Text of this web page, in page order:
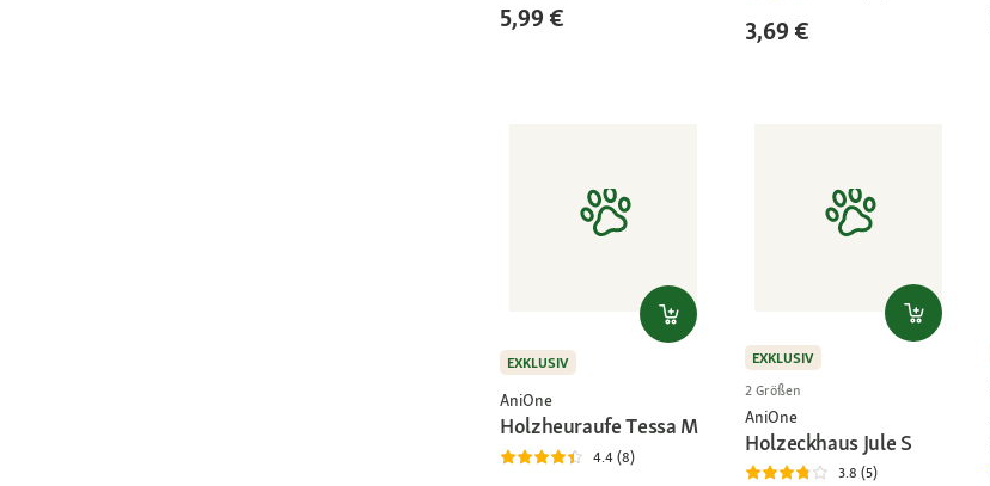
5,99 € 3,69 €
EXKLUSIV
AniOne
Holzheuraufe Tessa M
4.4 (8)
EXKLUSIV
2 Größen
AniOne
Holzeckhaus Jule S
3.8 (5)